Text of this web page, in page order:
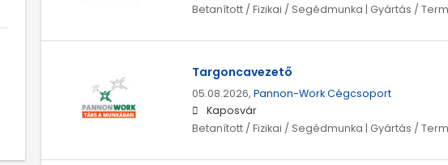
Betanított / Fizikai / Segédmunka | Gyártás /
Targoncavezető
05.08.2026, Pannon-Work Cégcsoport
Kaposvár
Betanított / Fizikai / Segédmunka | Gyártás /